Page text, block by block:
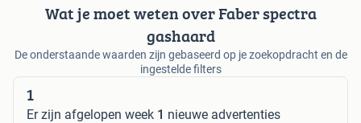
Wat je moet weten over Faber spectra
gashaard
De onderstaande waarden zijn gebaseerd op je zoekopdracht en de
ingestelde filters
1
Er zijn afgelopen week 1 nieuwe advertenties